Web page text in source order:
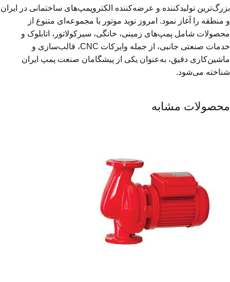
بزرگ‌ترین تولیدکننده و عرضه‌کننده الکتروپمپ‌های ساختمانی در ایران
و منطقه را آغاز نمود. امروز نوید موتور با مجموعه‌ای متنوع از
محصولات شامل پمپ‌های زمینی، خانگی، سیرکولاتور، اتابلوک و
خدمات صنعتی جانبی، از جمله وایرکات CNC، قالب‌سازی و
ماشین‌کاری دقیق، به‌عنوان یکی از پیشگامان صنعت پمپ ایران
شناخته می‌شود.
محصولات مشابه